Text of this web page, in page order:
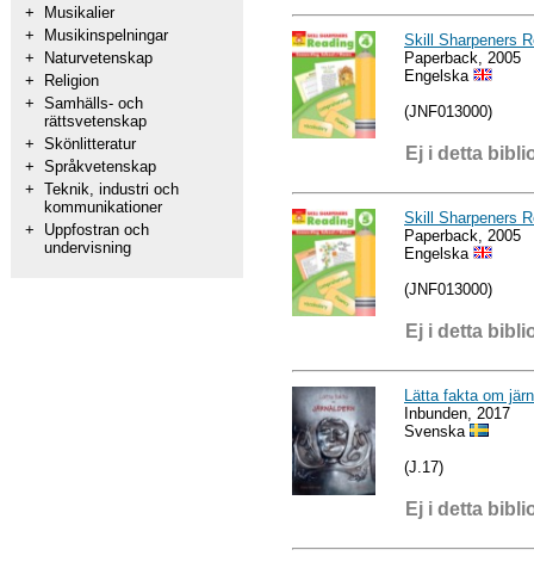
+
Musikalier
+
Musikinspelningar
+
Naturvetenskap
+
Religion
+ Samhälls- och
rättsvetenskap
+ Skönlitteratur
+ Språkvetenskap
+ Teknik, industri och
kommunikationer
+
Uppfostran och
undervisning
Skill Sharpeners
Paperback, 2005
Engelska
(JNF013000)
Ej i detta
Skill Sharpeners
Paperback, 2005
Engelska
(JNF013000)
Ej i detta
Lätta fakta om
Inbunden, 2017
Svenska
(J.17)
Ej i detta